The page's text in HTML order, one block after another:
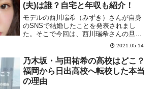
(夫)は誰？自宅と年収も紹介！
モデルの西川瑞希（みずき）さんが自身
のSNSで結婚したことを発表されまし
た。そこで今回は、西川瑞希さんの旦那
(夫)や自宅、年収を調べましたので紹介し
2021.05.14
乃木坂・与田祐希の高校はどこ？
福岡から日出高校へ転校した本当
の理由